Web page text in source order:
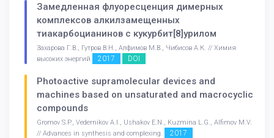
Замедленная флуоресценция димерных
комплексов алкилзамещенных
тиакарбоцианинов с кукурбит[8]урилом
Захарова Г.В., Гутров В.Н., Алфимов М.В., Чибисов А.К. // Химия
высоких энергий
2017 DOI
Photoactive supramolecular devices and
machines based on unsaturated and macrocyclic
compounds
Gromov S.P., Vedernikov A.I., Ushakov E.N., Kuzmina L.G., Alfimov M.V.
// Advances in synthesis and complexing.
2017